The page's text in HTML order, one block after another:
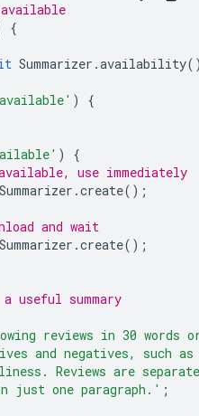
{
Summarizer .availability
)
{
)
{
use immediately
Summarizer .create();
and wait
Summarizer .create();
useful summary
reviews in 30 words
and negatives, such
Reviews are
just one paragraph.' ;